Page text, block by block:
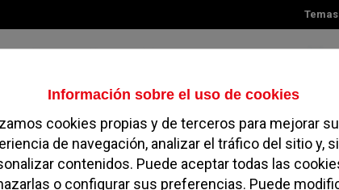
Temas
Sábado, 08 de agosto de 2026
MADRID NOROESTE SOCIEDAD MAGAZINE SERVICIOS